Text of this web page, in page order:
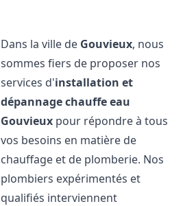
Dans la ville de Gouvieux, nous
sommes fiers de proposer nos
services d'installation et
dépannage chauffe eau
Gouvieux pour répondre à tous
vos besoins en matière de
chauffage et de plomberie. Nos
plombiers expérimentés et
qualifiés interviennent